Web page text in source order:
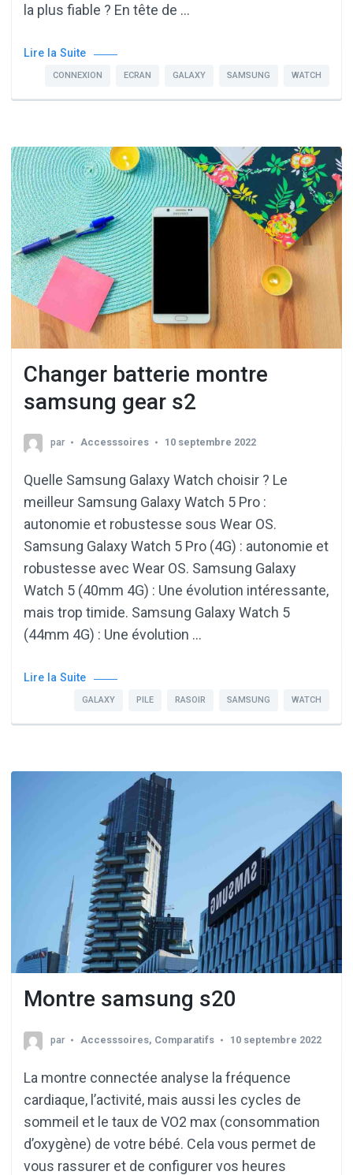
la plus fiable ? En tête de …
Lire la Suite
CONNEXION ECRAN GALAXY SAMSUNG WATCH
Changer batterie montre
samsung gear s2
par Accesssoires 10 septembre 2022
Quelle Samsung Galaxy Watch choisir ? Le
meilleur Samsung Galaxy Watch 5 Pro :
autonomie et robustesse sous Wear OS.
Samsung Galaxy Watch 5 Pro (4G) : autonomie et
robustesse avec Wear OS. Samsung Galaxy
Watch 5 (40mm 4G) : Une évolution intéressante,
mais trop timide. Samsung Galaxy Watch 5
(44mm 4G) : Une évolution …
Lire la Suite
GALAXY PILE RASOIR SAMSUNG WATCH
Montre samsung s20
par Accesssoires, Comparatifs 10 septembre 2022
La montre connectée analyse la fréquence
cardiaque, l’activité, mais aussi les cycles de
sommeil et le taux de VO2 max (consommation
d’oxygène) de votre bébé. Cela vous permet de
vous rassurer et de configurer vos heures